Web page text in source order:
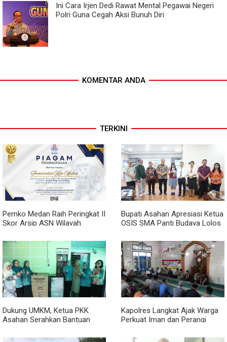
Ini Cara Irjen Dedi Rawat Mental Pegawai Negeri
Polri Guna Cegah Aksi Bunuh Diri
KOMENTAR ANDA
TERKINI
Pemko Medan Raih Peringkat II
Skor Arsip ASN Wilayah
Bupati Asahan Apresiasi Ketua
OSIS SMA Panti Budaya Lolos
Nasional
Dukung UMKM, Ketua PKK
Asahan Serahkan Bantuan
Sentang
Kapolres Langkat Ajak Warga
Perkuat Iman dan Perangi
Curhat